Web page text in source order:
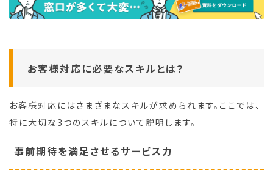
お客様対応に必要なスキルとは？
お客様対応にはさまざまなスキルが求められます。ここでは、
特に大切な3つのスキルについて説明します。
事前期待を満足させるサービス力